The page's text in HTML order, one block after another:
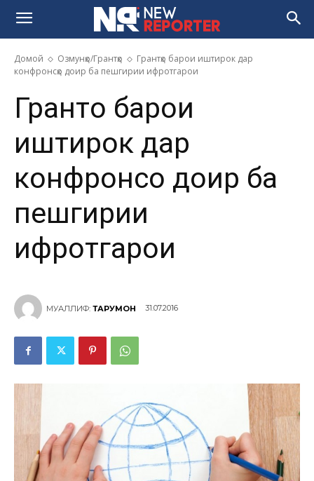
Домой Озмунҳо/Грантҳо
Грантҳо барои иштирок дар
конфронсҳо доир ба пешгирии ифротгарои
Грантҳо барои
иштирок дар
конфронсҳо доир ба
пешгирии
ифротгарои
МУАЛЛИФ: ТАРҶУМОН 31.07.2016